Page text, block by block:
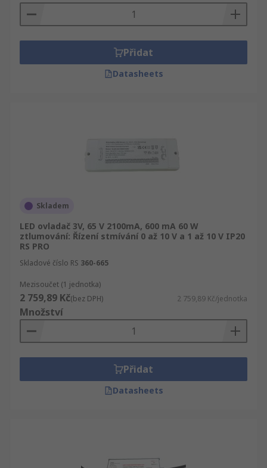
Přidat
Datasheets
Skladem
LED ovladač 3V, 65 V 2100mA, 600 mA 60 W
ztlumování: Řízení stmívání 0 až 10 V a 1 až 10 V IP20
RS PRO
Skladové číslo RS 360-665
Mezisoučet (1 jednotka)
2 759,89 Kč(bez DPH) 2 759,89 Kč/jednotka
Množství
Přidat
Datasheets